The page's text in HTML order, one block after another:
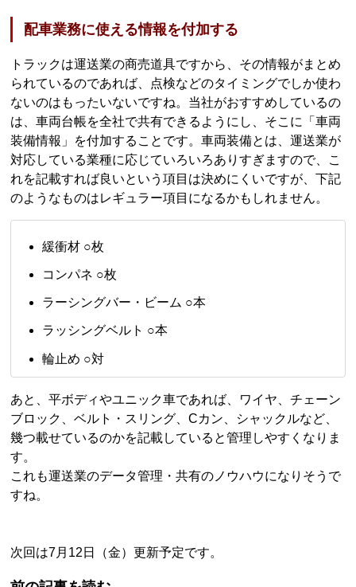
配車業務に使える情報を付加する
トラックは運送業の商売道具ですから、その情報がまとめ
られているのであれば、点検などのタイミングでしか使わ
ないのはもったいないですね。当社がおすすめしているの
は、車両台帳を全社で共有できるようにし、そこに「車両
装備情報」を付加することです。車両装備とは、運送業が
対応している業種に応じていろいろありすぎますので、こ
れを記載すれば良いという項目は決めにくいですが、下記
のようなものはレギュラー項目になるかもしれません。
緩衝材 ○枚
コンパネ ○枚
ラーシングバー・ビーム ○本
ラッシングベルト ○本
輪止め ○対
あと、平ボディやユニック車であれば、ワイヤ、チェーン
ブロック、ベルト・スリング、Cカン、シャックルなど、
幾つ載せているのかを記載していると管理しやすくなりま
す。
これも運送業のデータ管理・共有のノウハウになりそうで
すね。
次回は7月12日（金）更新予定です。